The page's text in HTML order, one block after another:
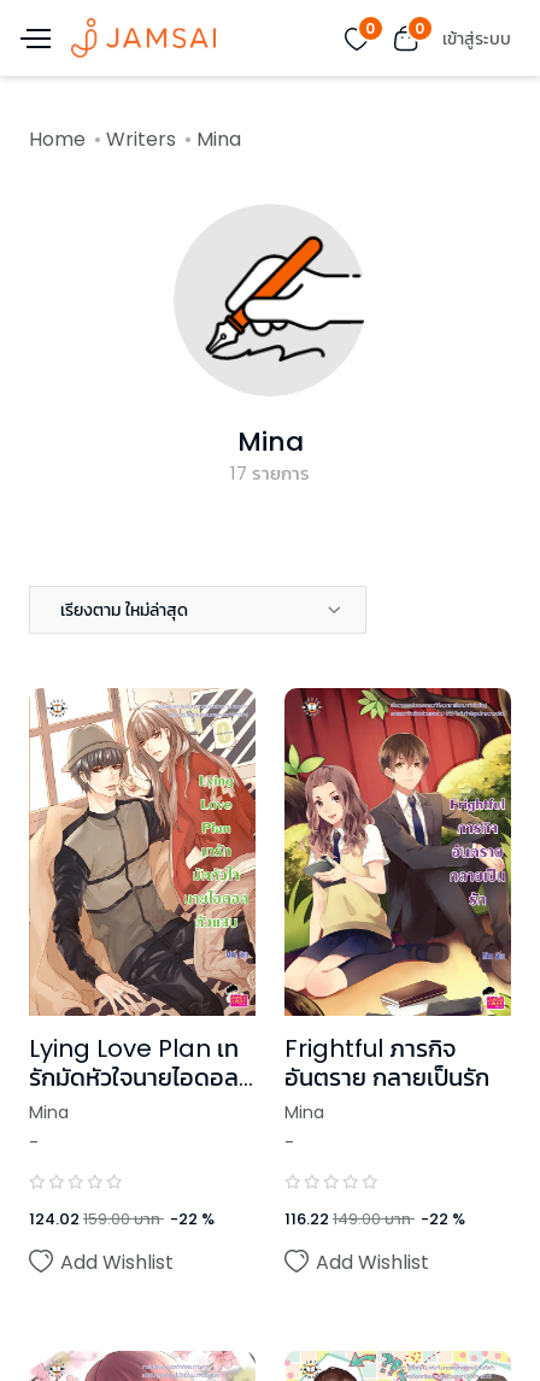
0 0 เข้าสู่ระบบ
Home Writers Mina
Mina
17 รายการ
เรียงตาม ใหม่ล่าสุด
Lying Love Plan เท
รักมัดหัวใจนายไอดอล
ตัวแสบ
Mina
-
124.02 159.00บาท -22 %
Add Wishlist
Frightful ภารกิจ
อันตราย กลายเป็นรัก
Mina
-
116.22 149.00บาท -22 %
Add Wishlist